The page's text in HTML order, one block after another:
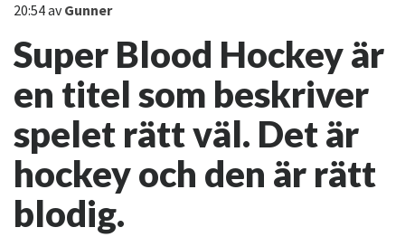
20:54avGunner
Super Blood Hockey är
en titel som beskriver
spelet rätt väl. Det är
hockey och den är rätt
blodig.